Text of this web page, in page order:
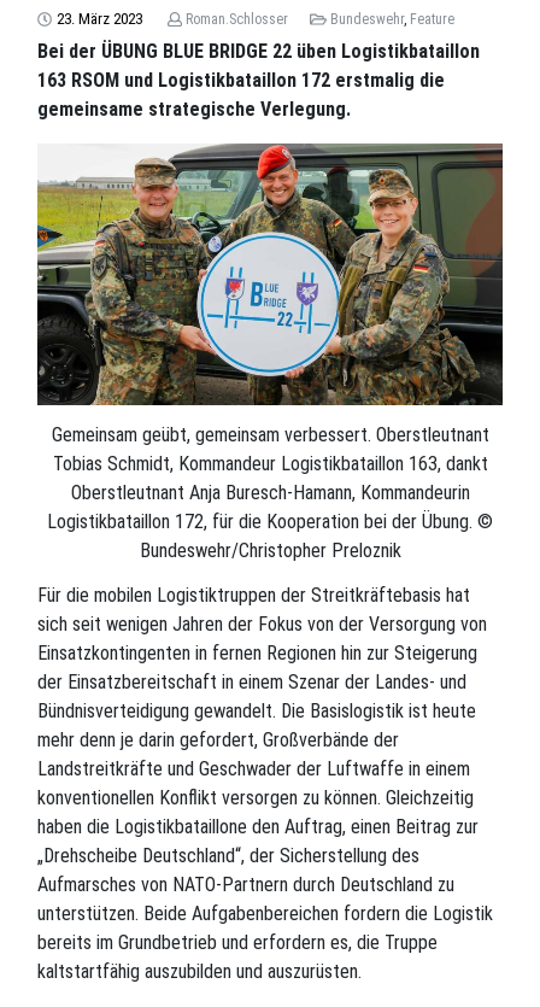
23. März 2023 Roman.Schlosser Bundeswehr, Feature
Bei der ÜBUNG BLUE BRIDGE 22 üben Logistikbataillon
163 RSOM und Logistikbataillon 172 erstmalig die
gemeinsame strategische Verlegung.
Gemeinsam geübt, gemeinsam verbessert. Oberstleutnant
Tobias Schmidt, Kommandeur Logistikbataillon 163, dankt
Oberstleutnant Anja Buresch-Hamann, Kommandeurin
Logistikbataillon 172, für die Kooperation bei der Übung. ©
Bundeswehr/Christopher Preloznik
Für die mobilen Logistiktruppen der Streitkräftebasis hat
sich seit wenigen Jahren der Fokus von der Versorgung von
Einsatzkontingenten in fernen Regionen hin zur Steigerung
der Einsatzbereitschaft in einem Szenar der Landes- und
Bündnisverteidigung gewandelt. Die Basislogistik ist heute
mehr denn je darin gefordert, Großverbände der
Landstreitkräfte und Geschwader der Luftwaffe in einem
konventionellen Konflikt versorgen zu können. Gleichzeitig
haben die Logistikbataillone den Auftrag, einen Beitrag zur
„Drehscheibe Deutschland“, der Sicherstellung des
Aufmarsches von NATO-Partnern durch Deutschland zu
unterstützen. Beide Aufgabenbereichen fordern die Logistik
bereits im Grundbetrieb und erfordern es, die Truppe
kaltstartfähig auszubilden und auszurüsten.